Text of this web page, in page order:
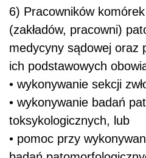
6) Pracowników
(zakładów, pracowni)
medycyny sądowej oraz
ich podstawowych
• wykonywanie sekcji
• wykonywanie badań
toksykologicznych, lub
• pomoc przy